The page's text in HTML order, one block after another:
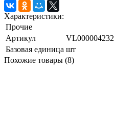
Характеристики:
Прочие
Артикул
VL000004232
Базовая единица шт
Похожие товары (8)